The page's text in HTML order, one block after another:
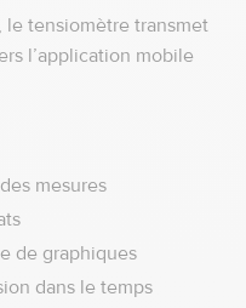
le tensiomètre transmet
l’application mobile
mesures
de graphiques
dans le temps